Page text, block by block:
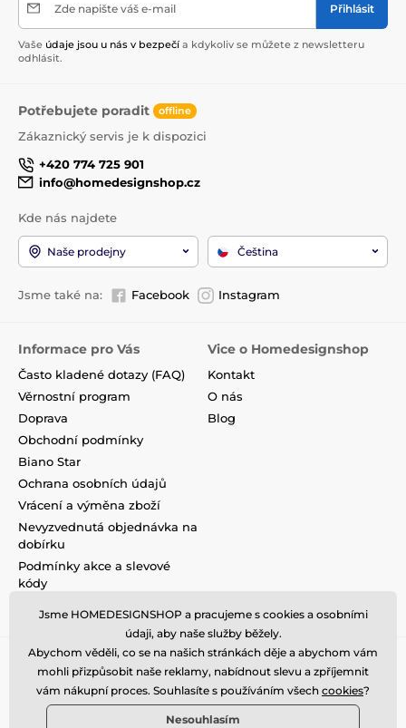
Zde napište váš e-mail Přihlásit
Vaše údaje jsou u nás v bezpečí a kdykoliv se můžete z newsletteru
odhlásit.
Potřebujete poradit offline
Zákaznický servis je k dispozici
+420 774 725 901
info@homedesignshop.cz
Kde nás najdete
Naše prodejny Čeština
Jsme také na: Facebook Instagram
Informace pro Vás
Často kladené dotazy (FAQ)
Věrnostní program
Doprava
Obchodní podmínky
Biano Star
Ochrana osobních údajů
Vrácení a výměna zboží
Nevyzvednutá objednávka na
dobírku
Podmínky akce a slevové
kódy
Vice o Homedesignshop
Kontakt
O nás
Blog
Jsme HOMEDESIGNSHOP a pracujeme s cookies a osobními
údaji, aby naše služby běžely.
Abychom věděli, co se na našich stránkách děje a abychom vám
mohli přizpůsobit naše reklamy, nabídnout slevu a zpříjemnit
vám nákupní proces. Souhlasíte s používáním všech cookies?
Nesouhlasím